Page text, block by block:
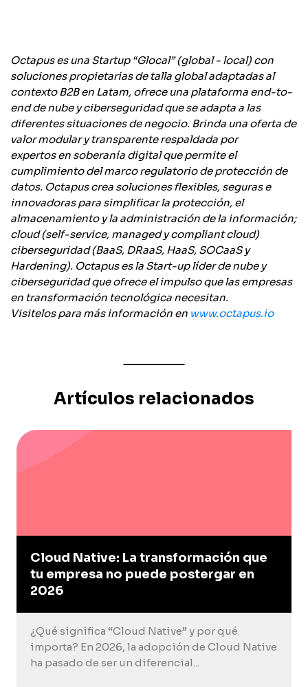
Octapus es una Startup “Glocal” (global - local) con
soluciones propietarias de talla global adaptadas al
contexto B2B en Latam, ofrece una plataforma end-to-
end de nube y ciberseguridad que se adapta a las
diferentes situaciones de negocio. Brinda una oferta de
valor modular y transparente respaldada por
expertos en soberanía digital que permite el
cumplimiento del marco regulatorio de protección de
datos. Octapus crea soluciones flexibles, seguras e
innovadoras para simplificar la protección, el
almacenamiento y la administración de la información;
cloud (self-service, managed y compliant cloud)
ciberseguridad (BaaS, DRaaS, HaaS, SOCaaS y
Hardening). Octapus es la Start-up líder de nube y
ciberseguridad que ofrece el impulso que las empresas
en transformación tecnológica necesitan.
Visitelos para más información en www.octapus.io
Artículos relacionados
Cloud Native: La transformación que
tu empresa no puede postergar en
2026
¿Qué significa “Cloud Native” y por qué
importa? En 2026, la adopción de Cloud Native
ha pasado de ser un diferencial...